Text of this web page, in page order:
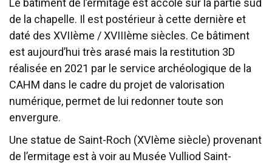
de la chapelle. Il est postérieur à cette dernière et
daté des XVIIème / XVIIIème siècles. Ce bâtiment
est aujourd’hui très arasé mais la restitution 3D
réalisée en 2021 par le service archéologique de la
CAHM dans le cadre du projet de valorisation
numérique, permet de lui redonner toute son
envergure.
Une statue de Saint-Roch (XVIème siècle) provenant
de l’ermitage est à voir au Musée Vulliod Saint-